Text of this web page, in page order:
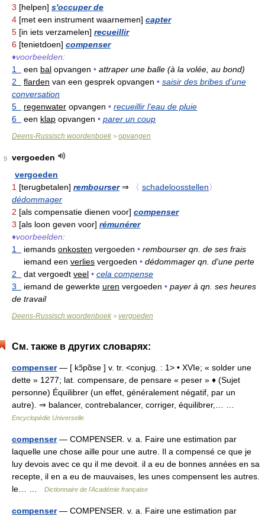
3 [helpen] s'occuper de
4 [met een instrument waarnemen] capter
5 [in iets verzamelen] recueillir
6 [tenietdoen] compenser
♦voorbeelden:
1
een bal opvangen • attraper une balle (à la volée, au bond)
2
flarden van een gesprek opvangen • saisir des bribes d'une
conversation
5
regenwater opvangen • recueillir l'eau de pluie
6
een klap opvangen • parer un coup
Deens-Russisch woordenboek > opvangen
9
vergoeden
vergoeden
1 [terugbetalen] rembourser⇒ 〈 schadeloosstellen〉
dédommager
2 [als compensatie dienen voor] compenser
3 [als loon geven voor] rémunérer
♦voorbeelden:
1
iemands onkosten vergoeden • rembourser qn. de ses frais
iemand een verlies vergoeden • dédommager qn. d'une perte
2
dat vergoedt veel • cela compense
3
iemand de gewerkte uren vergoeden • payer à qn. ses heures
de travail
Deens-Russisch woordenboek > vergoeden
См. также в других словарях:
compenser— [ kɔ̃pɑ̃se ] v. tr. <conjug. : 1> • XVIe; « solder une
dette » 1277; lat. compensare, de pensare « peser » ♦ (Sujet
personne) Équilibrer (un effet, généralement négatif, par un
autre). ⇒ balancer, contrebalancer, corriger, équilibrer,… …
Encyclopédie Universelle
compenser— COMPENSER. v. a. Faire une estimation par
laquelle une chose aille pour une autre. Il a compensé ce que je
luy devois avec ce qu il me devoit. il a eu de bonnes années en sa
recepte, il en a eu de mauvaises, les unes compensent les autres.
le… …
Dictionnaire de l'Académie française
compenser— COMPENSER. v. a. Faire une estimation par